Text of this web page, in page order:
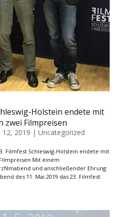
Holstein endete mit
zwei Filmpreisen
12, 2019 | Uncategorized
Filmfest Schleswig-Holstein endete mit
Mit einem
und anschließender Ehrung
des 11. Mai 2019 das 23. Filmfest